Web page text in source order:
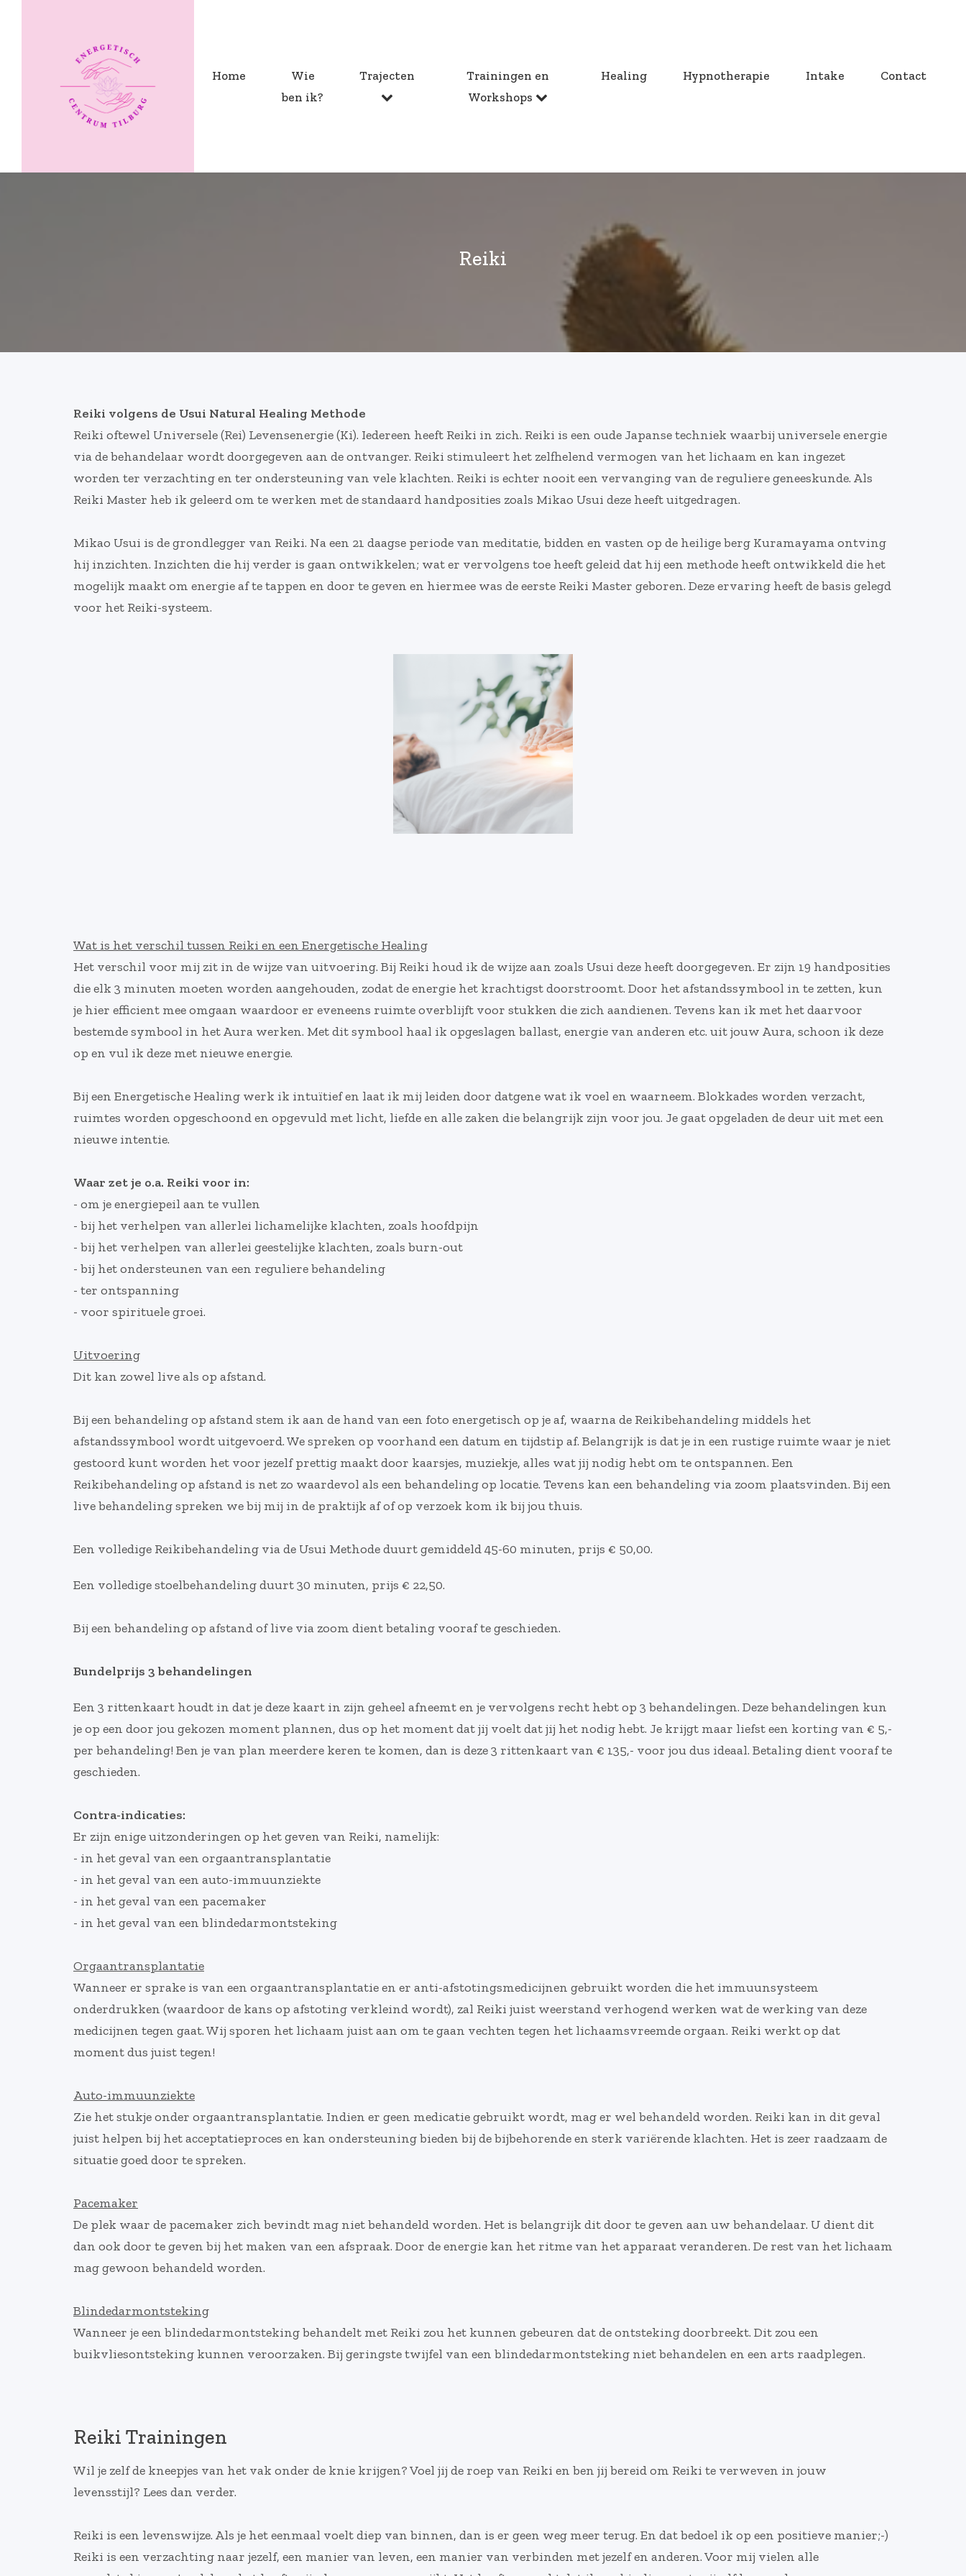
Home
Wie
ben ik?
Trajecten
Trainingen en
Workshops
Healing Hypnotherapie Intake Contact
Reiki
Reiki volgens de Usui Natural Healing Methode
Reiki oftewel Universele (Rei) Levensenergie (Ki). Iedereen heeft Reiki in zich. Reiki is een oude Japanse techniek waarbij universele energie
via de behandelaar wordt doorgegeven aan de ontvanger. Reiki stimuleert het zelfhelend vermogen van het lichaam en kan ingezet
worden ter verzachting en ter ondersteuning van vele klachten. Reiki is echter nooit een vervanging van de reguliere geneeskunde. Als
Reiki Master heb ik geleerd om te werken met de standaard handposities zoals Mikao Usui deze heeft uitgedragen.
Mikao Usui is de grondlegger van Reiki. Na een 21 daagse periode van meditatie, bidden en vasten op de heilige berg Kuramayama ontving
hij inzichten. Inzichten die hij verder is gaan ontwikkelen; wat er vervolgens toe heeft geleid dat hij een methode heeft ontwikkeld die het
mogelijk maakt om energie af te tappen en door te geven en hiermee was de eerste Reiki Master geboren. Deze ervaring heeft de basis gelegd
voor het Reiki-systeem.
Wat is het verschil tussen Reiki en een Energetische Healing
Het verschil voor mij zit in de wijze van uitvoering. Bij Reiki houd ik de wijze aan zoals Usui deze heeft doorgegeven. Er zijn 19 handposities
die elk 3 minuten moeten worden aangehouden, zodat de energie het krachtigst doorstroomt. Door het afstandssymbool in te zetten, kun
je hier efficient mee omgaan waardoor er eveneens ruimte overblijft voor stukken die zich aandienen. Tevens kan ik met het daarvoor
bestemde symbool in het Aura werken. Met dit symbool haal ik opgeslagen ballast, energie van anderen etc. uit jouw Aura, schoon ik deze
op en vul ik deze met nieuwe energie.
Bij een Energetische Healing werk ik intuïtief en laat ik mij leiden door datgene wat ik voel en waarneem. Blokkades worden verzacht,
ruimtes worden opgeschoond en opgevuld met licht, liefde en alle zaken die belangrijk zijn voor jou. Je gaat opgeladen de deur uit met een
nieuwe intentie.
Waar zet je o.a. Reiki voor in:
- om je energiepeil aan te vullen
- bij het verhelpen van allerlei lichamelijke klachten, zoals hoofdpijn
- bij het verhelpen van allerlei geestelijke klachten, zoals burn-out
- bij het ondersteunen van een reguliere behandeling
- ter ontspanning
- voor spirituele groei.
Uitvoering
Dit kan zowel live als op afstand.
Bij een behandeling op afstand stem ik aan de hand van een foto energetisch op je af, waarna de Reikibehandeling middels het
afstandssymbool wordt uitgevoerd. We spreken op voorhand een datum en tijdstip af. Belangrijk is dat je in een rustige ruimte waar je niet
gestoord kunt worden het voor jezelf prettig maakt door kaarsjes, muziekje, alles wat jij nodig hebt om te ontspannen. Een
Reikibehandeling op afstand is net zo waardevol als een behandeling op locatie. Tevens kan een behandeling via zoom plaatsvinden. Bij een
live behandeling spreken we bij mij in de praktijk af of op verzoek kom ik bij jou thuis.
Een volledige Reikibehandeling via de Usui Methode duurt gemiddeld 45-60 minuten, prijs € 50,00.
Een volledige stoelbehandeling duurt 30 minuten, prijs € 22,50.
Bij een behandeling op afstand of live via zoom dient betaling vooraf te geschieden.
Bundelprijs 3 behandelingen
Een 3 rittenkaart houdt in dat je deze kaart in zijn geheel afneemt en je vervolgens recht hebt op 3 behandelingen. Deze behandelingen kun
je op een door jou gekozen moment plannen, dus op het moment dat jij voelt dat jij het nodig hebt. Je krijgt maar liefst een korting van € 5,-
per behandeling! Ben je van plan meerdere keren te komen, dan is deze 3 rittenkaart van € 135,- voor jou dus ideaal. Betaling dient vooraf te
geschieden.
Contra-indicaties:
Er zijn enige uitzonderingen op het geven van Reiki, namelijk:
- in het geval van een orgaantransplantatie
- in het geval van een auto-immuunziekte
- in het geval van een pacemaker
- in het geval van een blindedarmontsteking
Orgaantransplantatie
Wanneer er sprake is van een orgaantransplantatie en er anti-afstotingsmedicijnen gebruikt worden die het immuunsysteem
onderdrukken (waardoor de kans op afstoting verkleind wordt), zal Reiki juist weerstand verhogend werken wat de werking van deze
medicijnen tegen gaat. Wij sporen het lichaam juist aan om te gaan vechten tegen het lichaamsvreemde orgaan. Reiki werkt op dat
moment dus juist tegen!
Auto-immuunziekte
Zie het stukje onder orgaantransplantatie. Indien er geen medicatie gebruikt wordt, mag er wel behandeld worden. Reiki kan in dit geval
juist helpen bij het acceptatieproces en kan ondersteuning bieden bij de bijbehorende en sterk variërende klachten. Het is zeer raadzaam de
situatie goed door te spreken.
Pacemaker
De plek waar de pacemaker zich bevindt mag niet behandeld worden. Het is belangrijk dit door te geven aan uw behandelaar. U dient dit
dan ook door te geven bij het maken van een afspraak. Door de energie kan het ritme van het apparaat veranderen. De rest van het lichaam
mag gewoon behandeld worden.
Blindedarmontsteking
Wanneer je een blindedarmontsteking behandelt met Reiki zou het kunnen gebeuren dat de ontsteking doorbreekt. Dit zou een
buikvliesontsteking kunnen veroorzaken. Bij geringste twijfel van een blindedarmontsteking niet behandelen en een arts raadplegen.
Reiki Trainingen
Wil je zelf de kneepjes van het vak onder de knie krijgen? Voel jij de roep van Reiki en ben jij bereid om Reiki te verweven in jouw
levensstijl? Lees dan verder.
Reiki is een levenswijze. Als je het eenmaal voelt diep van binnen, dan is er geen weg meer terug. En dat bedoel ik op een positieve manier;-)
Reiki is een verzachting naar jezelf, een manier van leven, een manier van verbinden met jezelf en anderen. Voor mij vielen alle